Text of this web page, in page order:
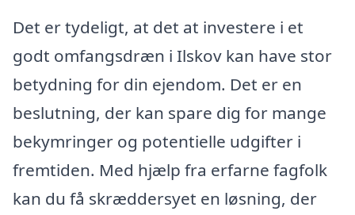
Det er tydeligt, at det at investere i et
godt omfangsdræn i Ilskov kan have stor
betydning for din ejendom. Det er en
beslutning, der kan spare dig for mange
bekymringer og potentielle udgifter i
fremtiden. Med hjælp fra erfarne fagfolk
kan du få skræddersyet en løsning, der